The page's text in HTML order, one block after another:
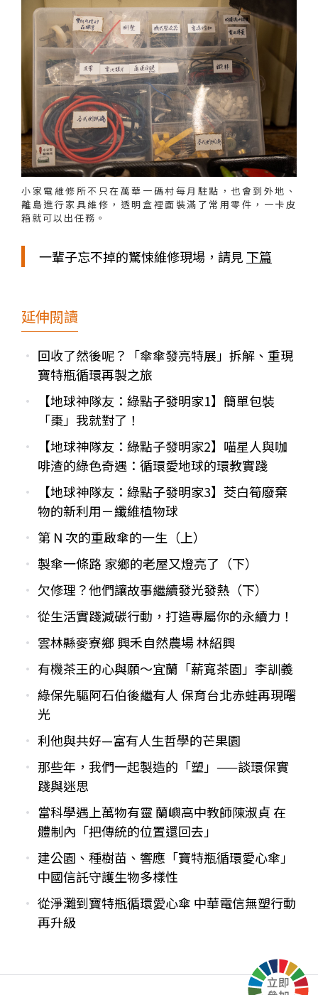
小家電維修所不只在萬華一碼村每月駐點，也會到外地、
離島進行家具維修，透明盒裡面裝滿了常用零件，一卡皮
箱就可以出任務。
一輩子忘不掉的驚悚維修現場，請見 下篇
延伸閱讀
回收了然後呢？「傘傘發亮特展」拆解、重現
寶特瓶循環再製之旅
【地球神隊友：綠點子發明家1】簡單包裝
「棗」我就對了！
【地球神隊友：綠點子發明家2】喵星人與咖
啡渣的綠色奇遇：循環愛地球的環教實踐
【地球神隊友：綠點子發明家3】茭白筍廢棄
物的新利用－纖維植物球
第 N 次的重啟傘的一生（上）
製傘一條路 家鄉的老屋又燈亮了（下）
欠修理？他們讓故事繼續發光發熱（下）
從生活實踐減碳行動，打造專屬你的永續力！
雲林縣麥寮鄉 興禾自然農場 林紹興
有機茶王的心與願～宜蘭「薪寬茶園」李訓義
綠保先驅阿石伯後繼有人 保育台北赤蛙再現曙
光
利他與共好—富有人生哲學的芒果園
那些年，我們一起製造的「塑」——談環保實
踐與迷思
當科學遇上萬物有靈 蘭嶼高中教師陳淑貞 在
體制內「把傳統的位置還回去」
建公園、種樹苗、響應「寶特瓶循環愛心傘」
中國信託守護生物多樣性
從淨灘到寶特瓶循環愛心傘 中華電信無塑行動
再升級